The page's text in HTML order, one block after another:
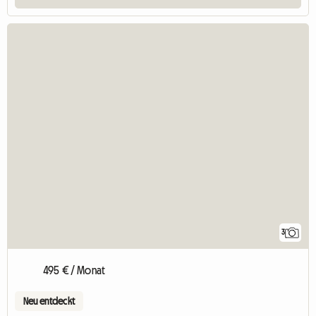
3
495 € / Monat
Neu entdeckt